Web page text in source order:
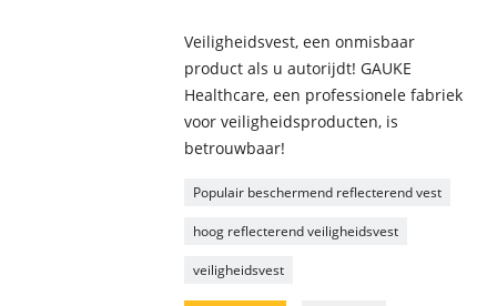
Veiligheidsvest, een onmisbaar
product als u autorijdt! GAUKE
Healthcare, een professionele fabriek
voor veiligheidsproducten, is
betrouwbaar!
Populair beschermend reflecterend vest
hoog reflecterend veiligheidsvest
veiligheidsvest